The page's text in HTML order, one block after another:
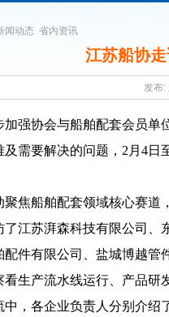
闻动态 省内资讯
江苏船协
发布:
加强协会与船舶配套会员单
需要解决的问题， 2月4日
聚焦船舶配套领域核心赛道
了江苏湃森科技有限公司、
配件有限公司、盐城博越管
看生产流水线运行、产品研
中 ，各企业负责人分别介